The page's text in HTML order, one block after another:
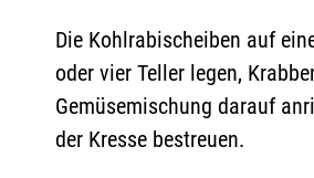
Die Kohlrabischeiben auf
oder vier Teller legen,
Gemüsemischung darauf
der Kresse bestreuen.